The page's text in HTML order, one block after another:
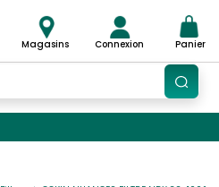
Magasins Connexion Panier